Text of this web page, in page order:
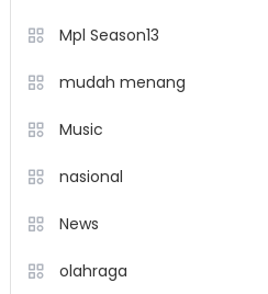
Mpl Season13
mudah menang
Music
nasional
News
olahraga